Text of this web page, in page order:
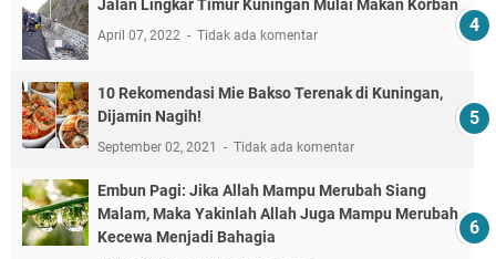
Jalan Lingkar Timur Kuningan Mulai Makan Korban
April 07, 2022 Tidak ada komentar
10 Rekomendasi Mie Bakso Terenak di Kuningan,
Dijamin Nagih!
September 02, 2021 Tidak ada komentar
Embun Pagi: Jika Allah Mampu Merubah Siang
Malam, Maka Yakinlah Allah Juga Mampu Merubah
Kecewa Menjadi Bahagia